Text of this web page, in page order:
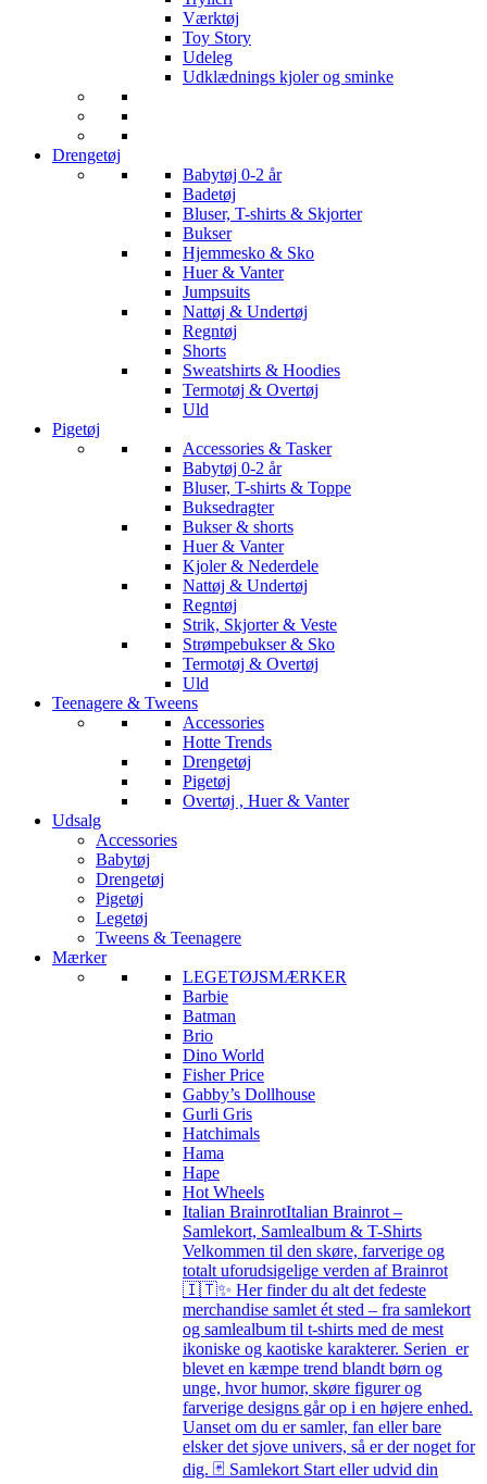
Værktøj
Toy Story
Udeleg
Udklædnings kjoler og sminke
Drengetøj
Babytøj 0-2 år
Badetøj
Bluser, T-shirts & Skjorter
Bukser
Hjemmesko & Sko
Huer & Vanter
Jumpsuits
Nattøj & Undertøj
Regntøj
Shorts
Sweatshirts & Hoodies
Termotøj & Overtøj
Uld
Pigetøj
Accessories & Tasker
Babytøj 0-2 år
Bluser, T-shirts & Toppe
Buksedragter
Bukser & shorts
Huer & Vanter
Kjoler & Nederdele
Nattøj & Undertøj
Regntøj
Strik, Skjorter & Veste
Strømpebukser & Sko
Termotøj & Overtøj
Uld
Teenagere & Tweens
Accessories
Hotte Trends
Drengetøj
Pigetøj
Overtøj , Huer & Vanter
Udsalg
Accessories
Babytøj
Drengetøj
Pigetøj
Legetøj
Tweens & Teenagere
Mærker
LEGETØJSMÆRKER
Barbie
Batman
Brio
Dino World
Fisher Price
Gabby’s Dollhouse
Gurli Gris
Hatchimals
Hama
Hape
Hot Wheels
Italian BrainrotItalian Brainrot –
Samlekort, Samlealbum & T-Shirts
Velkommen til den skøre, farverige og
totalt uforudsigelige verden af Brainrot
🇮🇹✨ Her finder du alt det fedeste
merchandise samlet ét sted – fra samlekort
og samlealbum til t-shirts med de mest
ikoniske og kaotiske karakterer. Serien er
blevet en kæmpe trend blandt børn og
unge, hvor humor, skøre figurer og
farverige designs går op i en højere enhed.
Uanset om du er samler, fan eller bare
elsker det sjove univers, så er der noget for
dig. 🃏 Samlekort Start eller udvid din